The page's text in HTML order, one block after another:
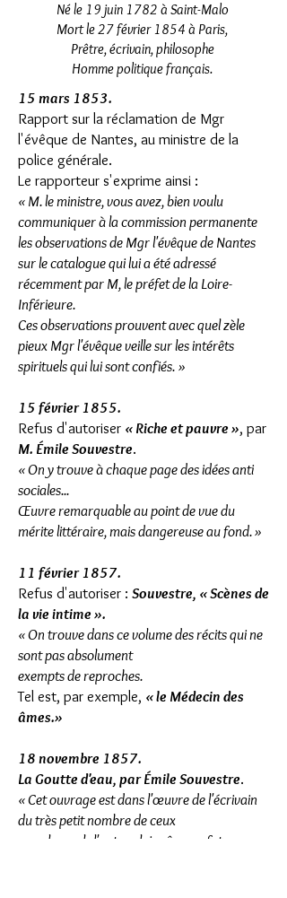
15 mars 1853.
Rapport sur la réclamation de Mgr
l'évêque de Nantes, au ministre de la
police générale.
Le rapporteur s'exprime ainsi :
« M. le ministre, vous avez, bien voulu
communiquer à la commission permanente
les observations de Mgr l'évêque de Nantes
sur le catalogue qui lui a été adressé
récemment par M, le préfet de la Loire-
Inférieure.
Ces observations prouvent avec quel zèle
pieux Mgr l'évêque veille sur les intérêts
spirituels qui lui sont confiés. »
Né le 19 juin 1782 à Saint-Malo
Mort le 27 février 1854 à Paris,
Prêtre, écrivain, philosophe
Homme politique français.
15 février 1855.
Refus d'autoriser « Riche et pauvre », par
M. Émile Souvestre.
« On y trouve à chaque page des idées anti
sociales...
Œuvre remarquable au point de vue du
mérite littéraire, mais dangereuse au fond. »
11 février 1857.
Refus d'autoriser : Souvestre, « Scènes de
la vie intime ».
« On trouve dans ce volume des récits qui ne
sont pas absolument
exempts de reproches.
Tel est, par exemple, « le Médecin des
âmes.»
18 novembre 1857.
La Goutte d'eau, par Émile Souvestre.
« Cet ouvrage est dans l'œuvre de l'écrivain
du très petit nombre de ceux
pour lesquels l'auteur lui-même se fut